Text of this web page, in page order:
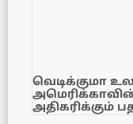
வெடிக்குமா
அதிகரிக்கும்